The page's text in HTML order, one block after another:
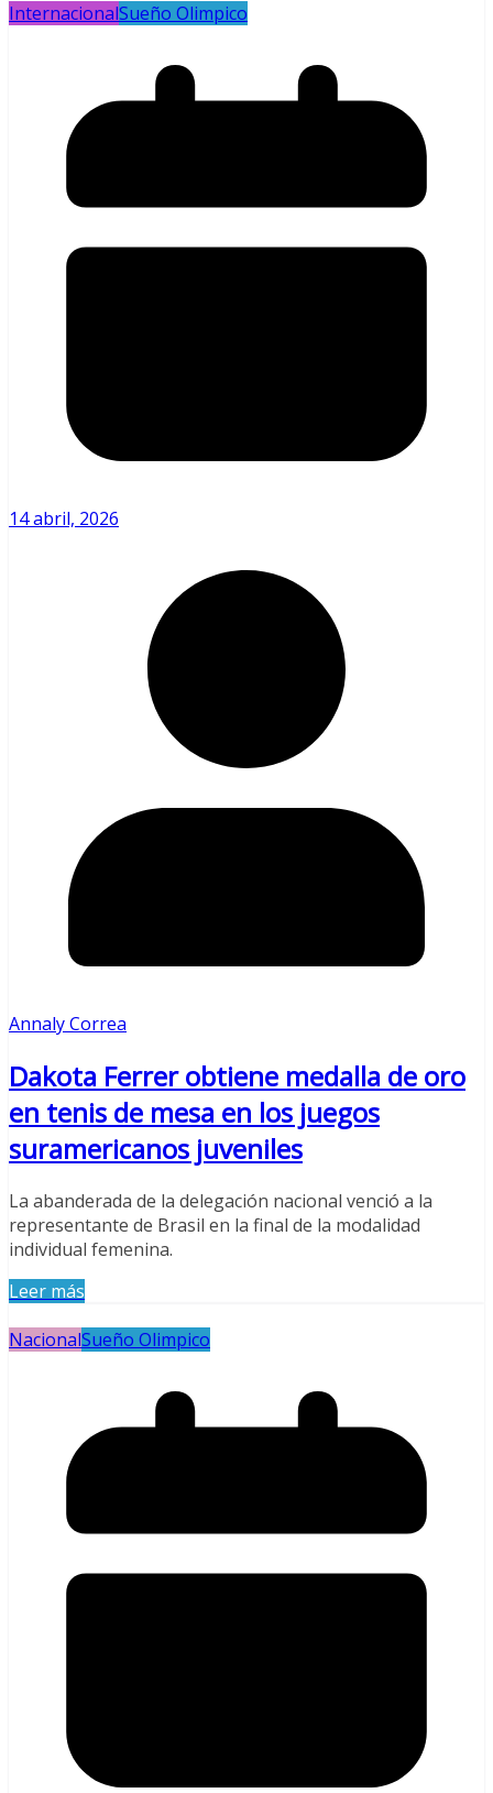
InternacionalSueño Olimpico
14 abril, 2026
Annaly Correa
Dakota Ferrer obtiene medalla de oro
en tenis de mesa en los juegos
suramericanos juveniles
La abanderada de la delegación nacional venció a la
representante de Brasil en la final de la modalidad
individual femenina.
Leer más
NacionalSueño Olimpico